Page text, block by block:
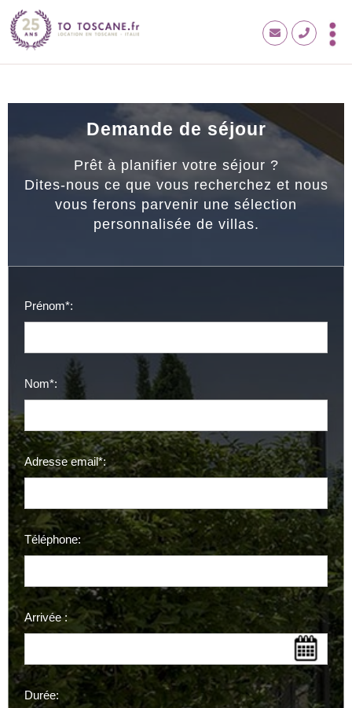
Demande de séjour
Prêt à planifier votre séjour ?
Dites-nous ce que vous recherchez et nous
vous ferons parvenir une sélection
personnalisée de villas.
Prénom*:
Nom*:
Adresse email*:
Téléphone:
Arrivée :
Durée: